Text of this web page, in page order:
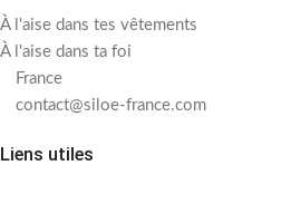
À l'aise dans tes vêtements
À l'aise dans ta foi
France
contact@siloe-france.com
Liens utiles